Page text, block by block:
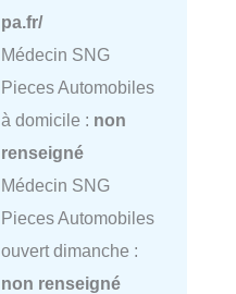
pa.fr/
Médecin SNG
Pieces Automobiles
à domicile : non
renseigné
Médecin SNG
Pieces Automobiles
ouvert dimanche :
non renseigné